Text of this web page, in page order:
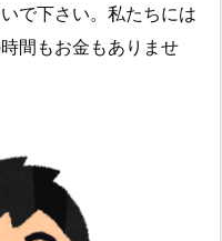
で下さい。私たちには
間もお金もありませ